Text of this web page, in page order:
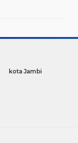
kota Jambi